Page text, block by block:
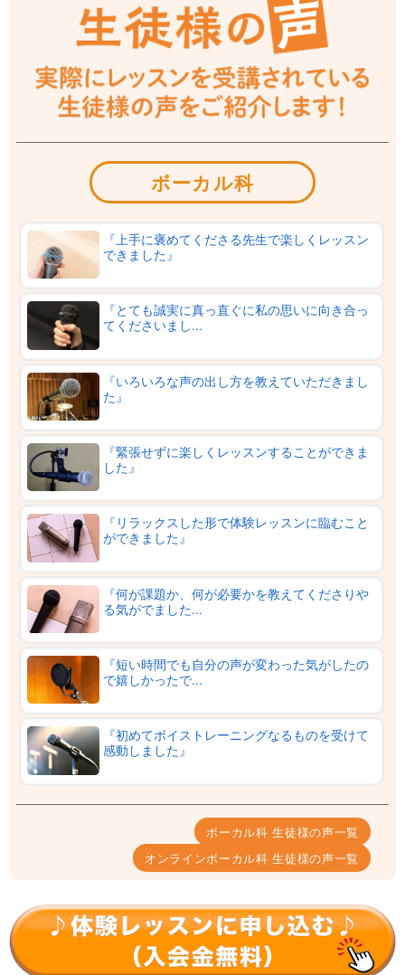
ボーカル科
『上手に褒めてくださる先生で楽しくレッスン
できました』
『とても誠実に真っ直ぐに私の思いに向き合っ
てくださいまし...
『いろいろな声の出し方を教えていただきまし
た』
『緊張せずに楽しくレッスンすることができま
した』
『リラックスした形で体験レッスンに臨むこと
ができました』
『何が課題か、何が必要かを教えてくださりや
る気がでました...
『短い時間でも自分の声が変わった気がしたの
で嬉しかったで...
『初めてボイストレーニングなるものを受けて
感動しました』
ボーカル科 生徒様の声一覧
オンラインボーカル科 生徒様の声一覧